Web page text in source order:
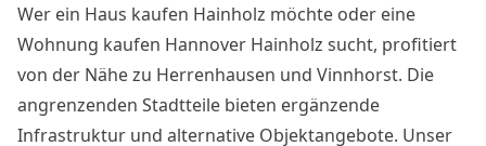
Wer ein Haus kaufen Hainholz möchte oder eine
Wohnung kaufen Hannover Hainholz sucht, profitiert
von der Nähe zu Herrenhausen und Vinnhorst. Die
angrenzenden Stadtteile bieten ergänzende
Infrastruktur und alternative Objektangebote. Unser